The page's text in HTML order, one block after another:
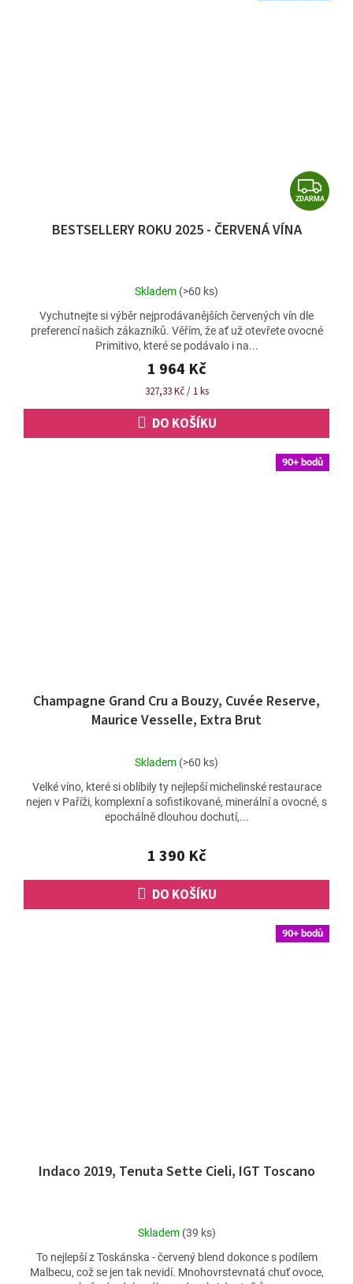
Z
D
ZDARMA
BESTSELLERY ROKU 2025 - ČERVENÁ VÍNA
Průměrné
produktu
je
4,7
z
5
hvězdiček.
Skladem (>60 ks)
1 964 Kč
Měrná
327,33 Kč / 1 ks
DO KOŠÍKU
Vychutnejte si výběr nejprodávanějších červených vín dle
preferencí našich zákazníků. Věřím, že ať už otevřete ovocné
Primitivo, které se podávalo i na...
90+ bodů
Champagne Grand Cru a Bouzy, Cuvée Reserve,
Maurice Vesselle, Extra Brut
Průměrné
produktu
je
5,0
5
hvězdiček.
Skladem (>60 ks)
1 390 Kč
DO KOŠÍKU
Velké víno, které si oblíbily ty nejlepší michelinské restaurace
nejen v Paříži, komplexní a sofistikované, minerální a ovocné, s
epochálně dlouhou dochutí,...
90+ bodů
Indaco 2019, Tenuta Sette Cieli, IGT Toscano
Průměrné
produktu
je
Skladem (39 ks)
To nejlepší z Toskánska - červený blend dokonce s podílem
Malbecu, což se jen tak nevidí. Mnohovrstevnatá chuť ovoce,